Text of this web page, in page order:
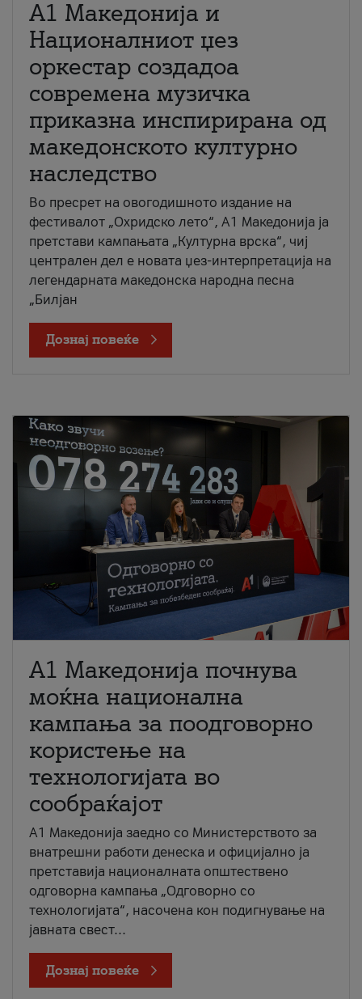
А1 Македонија и
Националниот џез
оркестар создадоа
современа музичка
приказна инспирирана од
македонското културно
наследство
Во пресрет на овогодишното издание на
фестивалот „Охридско лето“, А1 Македонија ја
претстави кампањата „Културна врска“, чиј
централен дел е новата џез-интерпретација на
легендарната македонска народна песна
„Билјан
Дознај повеќе
A1 Македонија почнува
моќна национална
кампања за поодговорно
користење на
технологијата во
сообраќајот
A1 Македонија заедно со Министерството за
внатрешни работи денеска и официјално ја
претставија националната општествено
одговорна кампања „Одговорно со
технологијата“, насочена кон подигнување на
јавната свест...
Дознај повеќе